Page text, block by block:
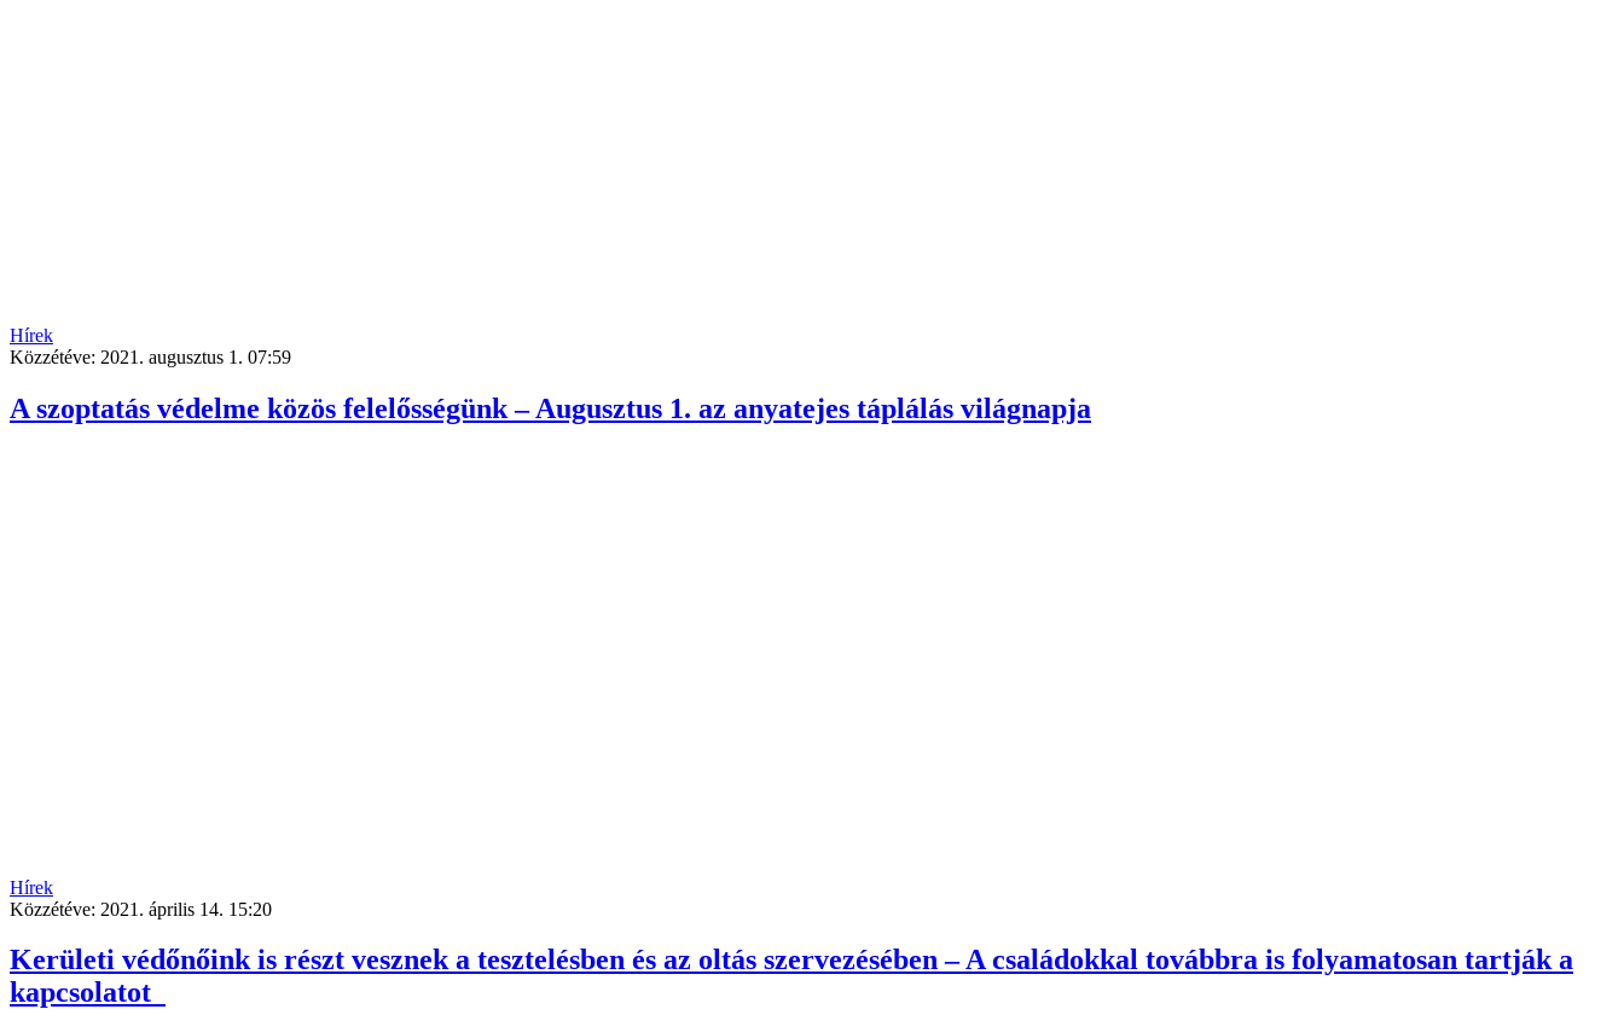
Hírek
Közzétéve: 2021. augusztus 1. 07:59
A szoptatás védelme közös felelősségünk – Augusztus 1. az anyatejes táplálás világnapja
Hírek
Közzétéve: 2021. április 14. 15:20
Kerületi védőnőink is részt vesznek a tesztelésben és az oltás szervezésében – A családokkal továbbra is folyamatosan tartják a
kapcsolatot